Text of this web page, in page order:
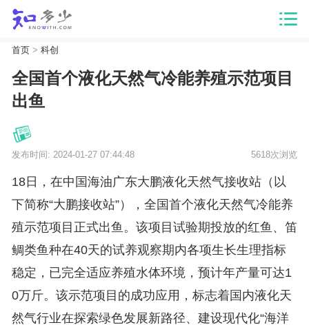
首页> 科创
全国首个液化天然气冷能养殖示范项目
出鱼
发布时间: 2024-01-27 07:44:48 5618次浏览
18日，在中国海油广东大鹏液化天然气接收站（以
下简称“大鹏接收站”），全国首个液化天然气冷能养
殖示范项目正式出鱼。该项目试验期投放的红鱼、笛
鲷类鱼种在40天的试养观察期内各项生长生理指标
稳定，已完全适应养殖水体环境，预计年产量可达1
0万斤。该示范项目的成功应用，标志着国内液化天
然气行业在探索绿色发展新路径、建设现代化“海洋